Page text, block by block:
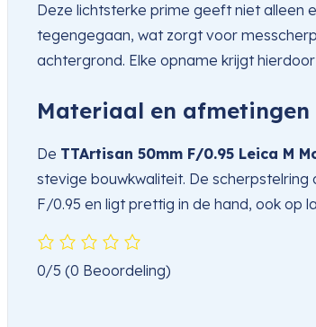
Deze lichtsterke prime geeft niet alleen
tegengegaan, wat zorgt voor
achtergrond. Elke opname krijgt
Materiaal en afmetingen
De TTArtisan 50mm F/0.95 Leica M
stevige bouwkwaliteit. De
F/0.95 en ligt prettig in de hand, ook op
0/5 (0 Beoordeling)